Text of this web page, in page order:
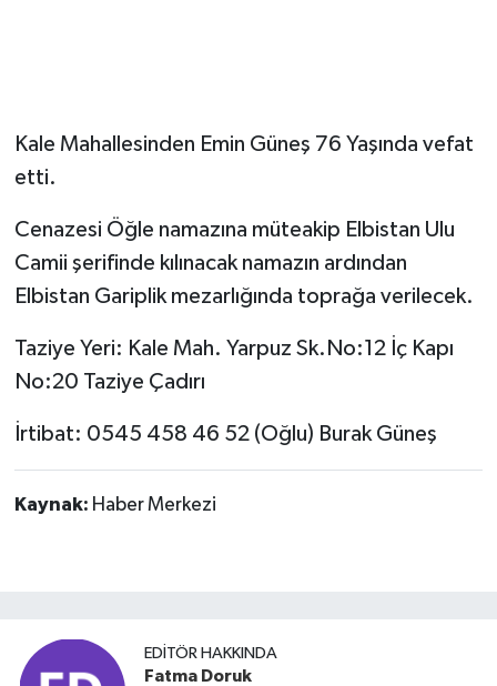
Kale Mahallesinden Emin Güneş 76 Yaşında vefat
etti.
Cenazesi Öğle namazına müteakip Elbistan Ulu
Camii şerifinde kılınacak namazın ardından
Elbistan Gariplik mezarlığında toprağa verilecek.
Taziye Yeri: Kale Mah. Yarpuz Sk.No:12 İç Kapı
No:20 Taziye Çadırı
İrtibat: 0545 458 46 52 (Oğlu) Burak Güneş
Kaynak: Haber Merkezi
EDITÖR HAKKINDA
Fatma Doruk